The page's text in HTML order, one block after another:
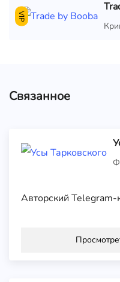
VIP
Связанное
Авторский Telegram-